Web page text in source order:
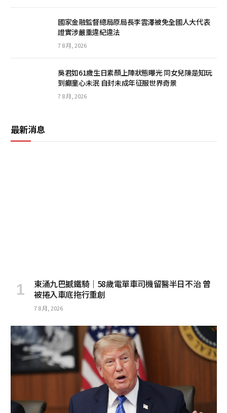
國家金融監督總局原局長李雲澤被免全國人大代表
證實涉嚴重違紀違法
7 8 月, 2026
吳君如61歲生日素顏上陣狀態曝光 同女兒陳是知玩
到癲童心未泯 自封未成年征服世界奇景
7 8 月, 2026
最新消息
東涌九巴撼鐵騎｜58歲電單車司機留醫半日不治 曾
被捲入車底拖行重創
7 8 月, 2026